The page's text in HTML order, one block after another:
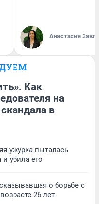
Анастасия
Как
на
в
ужурка пыталась
убила его
о борьбе с
26 лет